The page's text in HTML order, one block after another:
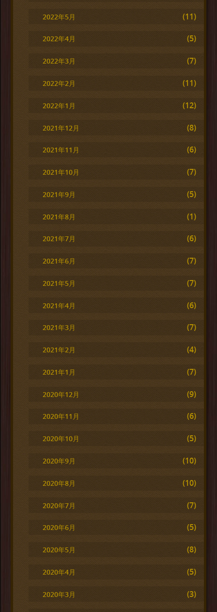
2022年5月 (11)
2022年4月 (5)
2022年3月 (7)
2022年2月 (11)
2022年1月 (12)
2021年12月 (8)
2021年11月 (6)
2021年10月 (7)
2021年9月 (5)
2021年8月 (1)
2021年7月 (6)
2021年6月 (7)
2021年5月 (7)
2021年4月 (6)
2021年3月 (7)
2021年2月 (4)
2021年1月 (7)
2020年12月 (9)
2020年11月 (6)
2020年10月 (5)
2020年9月 (10)
2020年8月 (10)
2020年7月 (7)
2020年6月 (5)
2020年5月 (8)
2020年4月 (5)
2020年3月 (3)